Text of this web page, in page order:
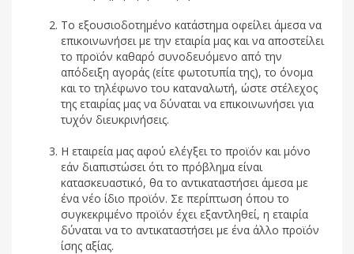
Το εξουσιοδοτημένο κατάστημα οφείλει άμεσα να
επικοινωνήσει με την εταιρία μας και να αποστείλει
το προϊόν καθαρό συνοδευόμενο από την
απόδειξη αγοράς (είτε φωτοτυπία της), το όνομα
και το τηλέφωνο του καταναλωτή, ώστε στέλεχος
της εταιρίας μας να δύναται να επικοινωνήσει για
τυχόν διευκρινήσεις.
Η εταιρεία μας αφού ελέγξει το προϊόν και μόνο
εάν διαπιστώσει ότι το πρόβλημα είναι
κατασκευαστικό, θα το αντικαταστήσει άμεσα με
ένα νέο ίδιο προϊόν. Σε περίπτωση όπου το
συγκεκριμένο προϊόν έχει εξαντληθεί, η εταιρία
δύναται να το αντικαταστήσει με ένα άλλο προϊόν
ίσης αξίας.